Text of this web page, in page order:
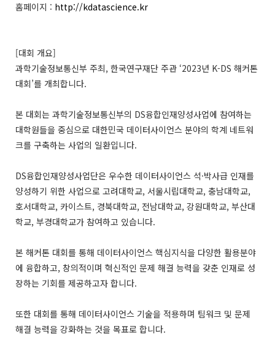
홈페이지 : http://kdatascience.kr
[대회 개요]
과학기술정보통신부 주최, 한국연구재단 주관 ‘2023년 K-DS 해커톤
대회’를 개최합니다.
본 대회는 과학기술정보통신부의 DS융합인재양성사업에 참여하는
대학원들을 중심으로 대한민국 데이터사이언스 분야의 학계 네트워
크를 구축하는 사업의 일환입니다.
DS융합인재양성사업단은 우수한 데이터사이언스 석·박사급 인재를
양성하기 위한 사업으로 고려대학교, 서울시립대학교, 충남대학교,
호서대학교, 카이스트, 경북대학교, 전남대학교, 강원대학교, 부산대
학교, 부경대학교가 참여하고 있습니다.
본 해커톤 대회를 통해 데이터사이언스 핵심지식을 다양한 활용분야
에 융합하고, 창의적이며 혁신적인 문제 해결 능력을 갖춘 인재로 성
장하는 기회를 제공하고자 합니다.
또한 대회를 통해 데이터사이언스 기술을 적용하며 팀워크 및 문제
해결 능력을 강화하는 것을 목표로 합니다.